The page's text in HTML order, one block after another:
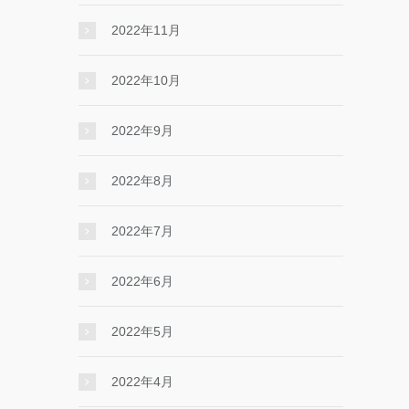
2022年11月
2022年10月
2022年9月
2022年8月
2022年7月
2022年6月
2022年5月
2022年4月